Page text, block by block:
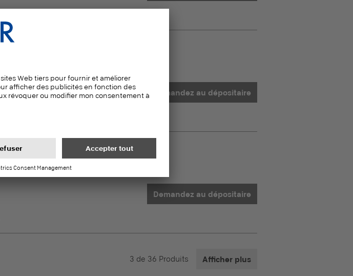
Demandez au dépositaire
Duropal HPL
Panneaux stratifiés (HPL)
Demandez au dépositaire
3 de 36 Produits Afficher plus